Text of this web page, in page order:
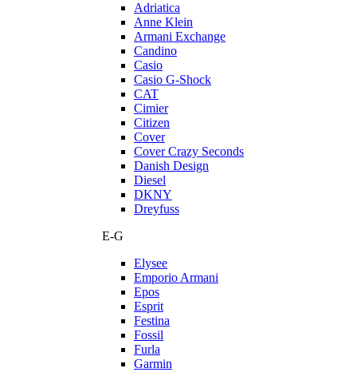
Adriatica
Anne Klein
Armani Exchange
Candino
Casio
Casio G-Shock
CAT
Cimier
Citizen
Cover
Cover Crazy Seconds
Danish Design
Diesel
DKNY
Dreyfuss
E-G
Elysee
Emporio Armani
Epos
Esprit
Festina
Fossil
Furla
Garmin